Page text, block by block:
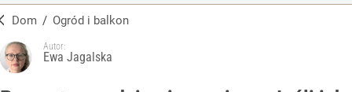
Dom / Ogród i balkon
Autor:
Ewa Jagalska